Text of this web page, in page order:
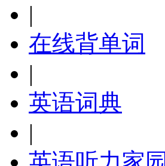
|
在线背单词
|
英语词典
|